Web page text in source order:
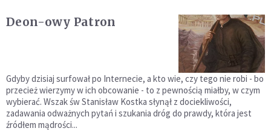
Deon-owy Patron
Gdyby dzisiaj surfował po Internecie, a kto wie, czy tego nie robi - bo
przecież wierzymy w ich obcowanie - to z pewnością miałby, w czym
wybierać. Wszak św Stanisław Kostka słynął z dociekliwości,
zadawania odważnych pytań i szukania dróg do prawdy, która jest
źródłem mądrości...